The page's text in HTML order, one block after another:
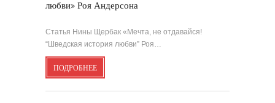
любви» Роя Андерсона
Статья Нины Щербак «Мечта, не отдавайся!
“Шведская история любви” Роя…
ПОДРОБНЕЕ